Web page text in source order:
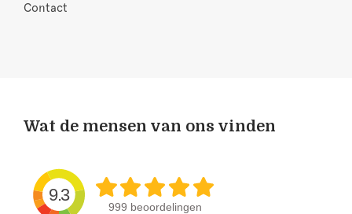
Contact
Wat de mensen van ons vinden
9.3
999 beoordelingen